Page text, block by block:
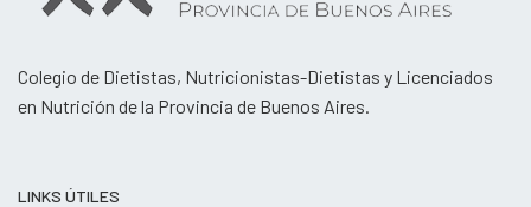
Colegio de Dietistas, Nutricionistas-Dietistas y Licenciados
en Nutrición de la Provincia de Buenos Aires.
LINKS ÚTILES